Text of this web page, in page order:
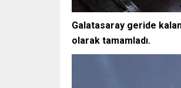
Galatasaray geride
olarak tamamladı.